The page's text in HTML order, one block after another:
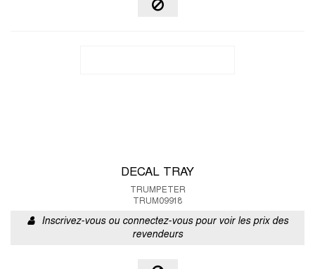
DECAL TRAY
TRUMPETER
TRUM09918
Inscrivez-vous ou connectez-vous pour voir les prix des
revendeurs